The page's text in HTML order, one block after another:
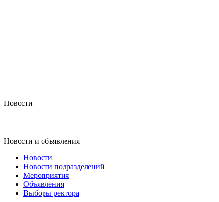
Новости
Новости и объявления
Новости
Новости подразделений
Мероприятия
Объявления
Выборы ректора